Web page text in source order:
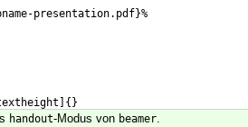
presentation.pdf}%
handout-Modus von beamer.